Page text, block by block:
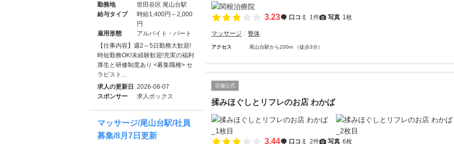
3.23 口コミ 1件 写真 1枚
マッサージ 整体
アクセス 尾山台駅から200m （徒歩3分）
店舗公式
揉みほぐしとリフレのお店 わかば
3.44 口コミ 2件 写真 6枚
勤務地
世田谷区 尾山台駅
給与タイプ
時給1,400円～2,000
円
雇用形態
アルバイト・パート
【仕事内容】週2～5日勤務大歓迎!
時短勤務OK!未経験歓迎!充実の福利
厚生と研修制度あり <募集職種> セ
ラピスト…
求人の更新日 2026-08-07
スポンサー
求人ボックス
マッサージ/尾山台駅/社員
募集/8月7日更新